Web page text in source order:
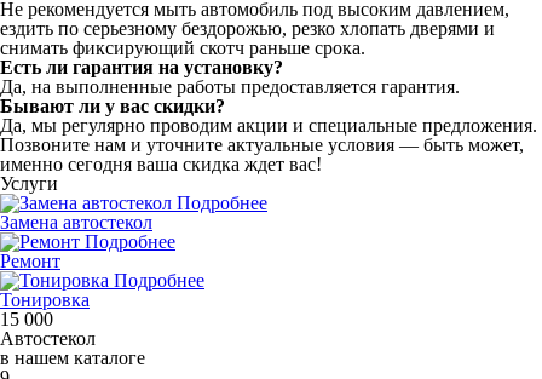
Не рекомендуется мыть автомобиль под высоким давлением,
ездить по серьезному бездорожью, резко хлопать дверями и
снимать фиксирующий скотч раньше срока.
Есть ли гарантия на установку?
Да, на выполненные работы предоставляется гарантия.
Бывают ли у вас скидки?
Да, мы регулярно проводим акции и специальные предложения.
Позвоните нам и уточните актуальные условия — быть может,
именно сегодня ваша скидка ждет вас!
Услуги
Подробнее
Замена автостекол
Подробнее
Ремонт
Подробнее
Тонировка
15 000
Автостекол
в нашем каталоге